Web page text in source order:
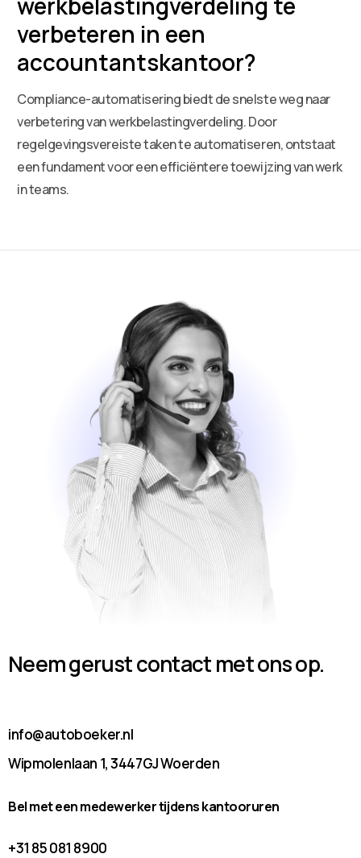
verbeteren in een
accountantskantoor?
Compliance-automatisering biedt de snelste weg naar
verbetering van werkbelastingverdeling. Door
regelgevingsvereiste taken te automatiseren, ontstaat
een fundament voor een efficiëntere toewijzing van werk
in teams.
Neem gerust contact met ons op.
info@autoboeker.nl
Wipmolenlaan 1, 3447GJ Woerden
Bel met een medewerker tijdens kantooruren
+31 85 081 8900